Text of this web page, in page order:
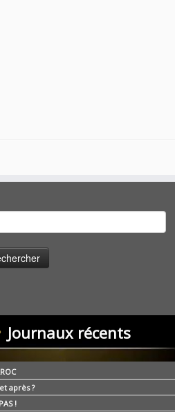
Journaux récents
après ?
!